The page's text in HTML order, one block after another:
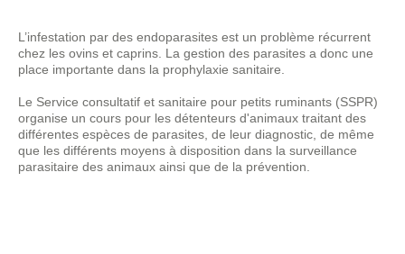
L’infestation par des endoparasites est un problème récurrent
chez les ovins et caprins. La gestion des parasites a donc une
place importante dans la prophylaxie sanitaire.
Le Service consultatif et sanitaire pour petits ruminants (SSPR)
organise un cours pour les détenteurs d'animaux traitant des
différentes espèces de parasites, de leur diagnostic, de même
que les différents moyens à disposition dans la surveillance
parasitaire des animaux ainsi que de la prévention.